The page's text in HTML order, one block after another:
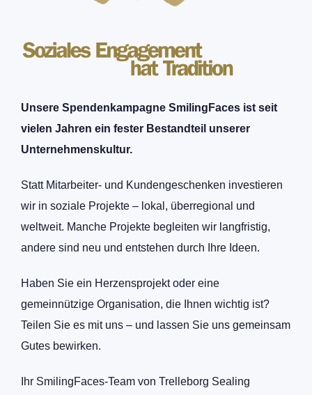
Unsere Spendenkampagne SmilingFaces ist seit
vielen Jahren ein fester Bestandteil unserer
Unternehmenskultur.
Statt Mitarbeiter- und Kundengeschenken investieren
wir in soziale Projekte – lokal, überregional und
weltweit. Manche Projekte begleiten wir langfristig,
andere sind neu und entstehen durch Ihre Ideen.
Haben Sie ein Herzensprojekt oder eine
gemeinnützige Organisation, die Ihnen wichtig ist?
Teilen Sie es mit uns – und lassen Sie uns gemeinsam
Gutes bewirken.
Ihr SmilingFaces-Team von Trelleborg Sealing